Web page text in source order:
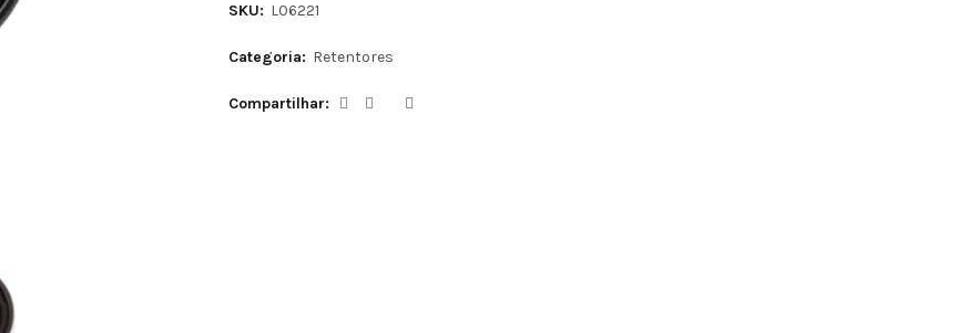
SKU: L06221
Categoria: Retentores
Compartilhar